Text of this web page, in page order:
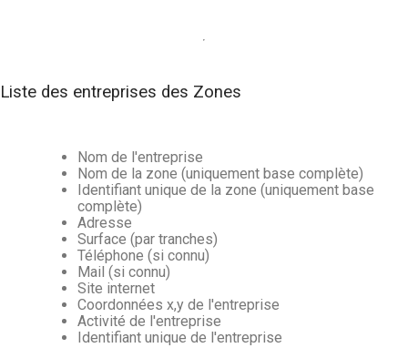
Liste des entreprises des Zones
Nom de l'entreprise
Nom de la zone (uniquement base complète)
Identifiant unique de la zone (uniquement base
complète)
Adresse
Surface (par tranches)
Téléphone (si connu)
Mail (si connu)
Site internet
Coordonnées x,y de l'entreprise
Activité de l'entreprise
Identifiant unique de l'entreprise